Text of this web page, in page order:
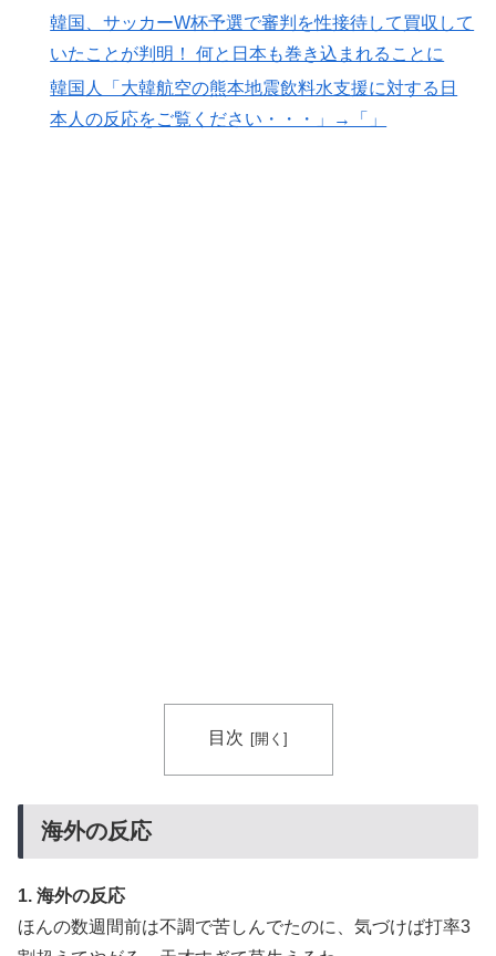
「アーセナルサポの好きなクラブで良かった」
若いカバがワニを枕にしてしまうまさかの瞬間！！
▶
韓国人「日本でヤバい作品ばかりアニメ化してて心配に
韓国、サッカーW杯予選で審判を性接待して買収して
いたことが判明！ 何と日本も巻き込まれることに
韓国人「大韓航空の熊本地震飲料水支援に対する日
本人の反応をご覧ください・・・」→「」
目次
海外の反応
1. 海外の反応
ほんの数週間前は不調で苦しんでたのに、気づけば打率3